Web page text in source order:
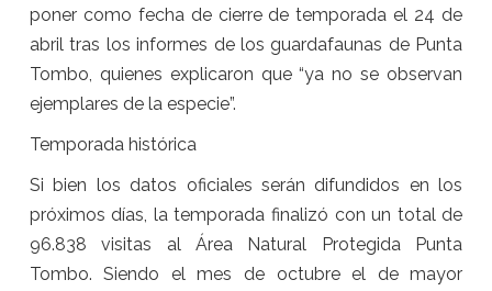
poner como fecha de cierre de temporada el 24 de
abril tras los informes de los guardafaunas de Punta
Tombo, quienes explicaron que “ya no se observan
ejemplares de la especie”.
Temporada histórica
Si bien los datos oficiales serán difundidos en los
próximos días, la temporada finalizó con un total de
96.838 visitas al Área Natural Protegida Punta
Tombo. Siendo el mes de octubre el de mayor